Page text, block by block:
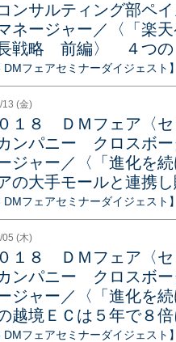
ンサルティング部ペ
ネージャー／〈「楽
戦略 前編〉 ４つの
DMフェアセミナーダイジェスト】
13 (金)
０１８ ＤＭフェア〈
ンパニー クロスボ
ジャー／〈「進化を
の大手モールと連携
DMフェアセミナーダイジェスト】
05 (木)
０１８ ＤＭフェア〈
ンパニー クロスボ
ジャー／〈「進化を
越境ＥＣは５年で８
DMフェアセミナーダイジェスト】